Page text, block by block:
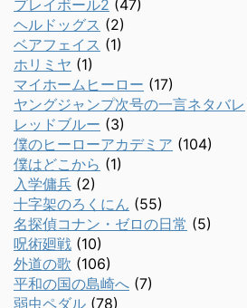
プレイボール2 (47)
ヘルドッグス (2)
ベアフェイス (1)
ホリミヤ (1)
マイホームヒーロー (17)
ヤングジャンプ次号の一言ネタバレ
レッドブルー (3)
僕のヒーローアカデミア (104)
僕はどこから (1)
入学傭兵 (2)
十字架のろくにん (55)
名探偵コナン・ゼロの日常 (5)
呪術廻戦 (10)
外道の歌 (106)
平和の国の島崎へ (7)
弱虫ペダル (78)